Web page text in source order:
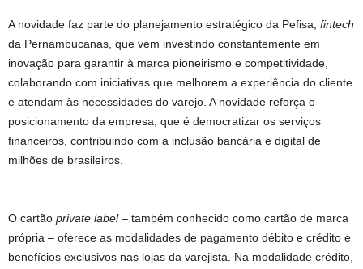
A novidade faz parte do planejamento estratégico da Pefisa, fintech
da Pernambucanas, que vem investindo constantemente em
inovação para garantir à marca pioneirismo e competitividade,
colaborando com iniciativas que melhorem a experiência do cliente
e atendam às necessidades do varejo. A novidade reforça o
posicionamento da empresa, que é democratizar os serviços
financeiros, contribuindo com a inclusão bancária e digital de
milhões de brasileiros.
O cartão private label– também conhecido como cartão de marca
própria – oferece as modalidades de pagamento débito e crédito e
benefícios exclusivos nas lojas da varejista. Na modalidade crédito,